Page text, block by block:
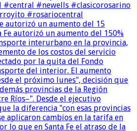
autorizó un aumento del 15